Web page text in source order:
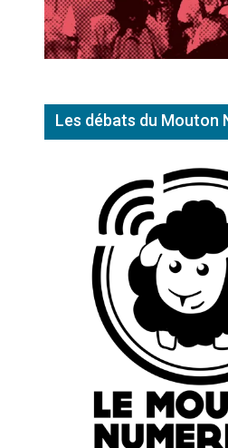
Les débats du Mouton